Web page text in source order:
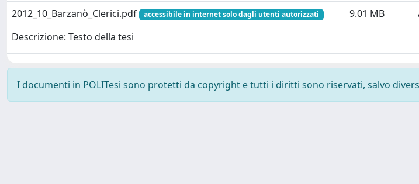
2012_10_Barzanò_Clerici.pdf
accessibile in internet solo dagli utenti autorizzati
Descrizione: Testo della tesi
9.01 MB
I documenti in POLITesi sono protetti da copyright e tutti i diritti sono riservati, salvo